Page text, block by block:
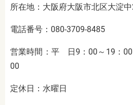
所在地：大阪府大阪市北区大淀
電話番号：080-3709-8485
営業時間：平 日9：00～19：
00
定休日：水曜日